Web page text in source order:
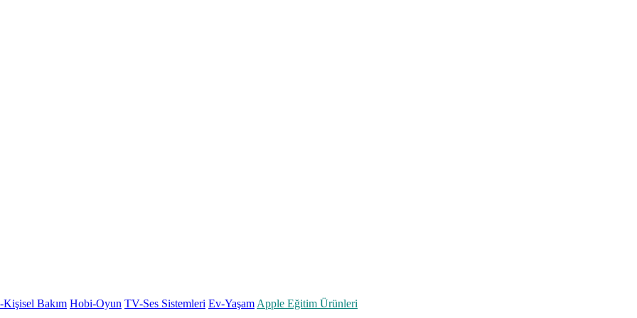
Kişisel Bakım Hobi-Oyun TV-Ses Sistemleri Ev-Yaşam Apple Eğitim Ürünleri